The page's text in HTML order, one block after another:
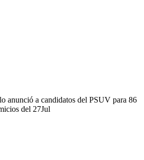
anunció a candidatos del PSUV para 86
del 27Jul